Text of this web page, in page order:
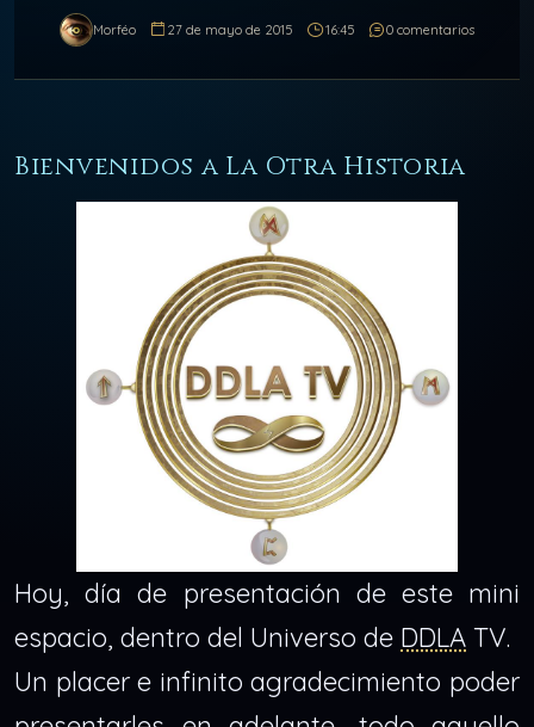
Morféo 27 de mayo de 2015 16:45 0 comentarios
Bienvenidos a La Otra Historia
Hoy, día de presentación de este mini
espacio, dentro del Universo de DDLA TV.
Un placer e infinito agradecimiento poder